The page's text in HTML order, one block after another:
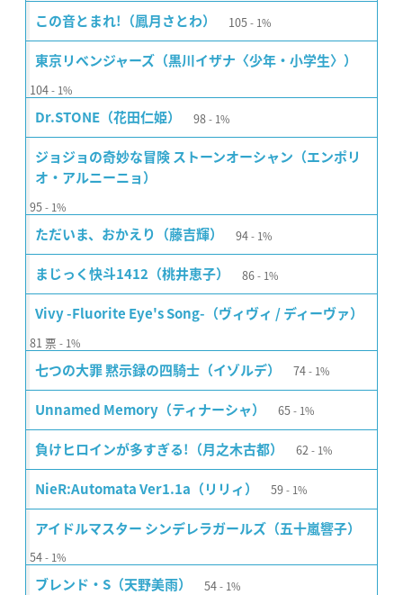
この音とまれ!（鳳月さとわ） 105 1%
東京リベンジャーズ（黒川イザナ〈少年・小学生〉）
104 1%
Dr.STONE（花田仁姫） 98 1%
ジョジョの奇妙な冒険 ストーンオーシャン（エンポリ
オ・アルニーニョ）
95 1%
ただいま、おかえり（藤吉輝） 94 1%
まじっく快斗1412（桃井恵子） 86 1%
Vivy -Fluorite Eye's Song-（ヴィヴィ / ディーヴァ）
81 票 1%
七つの大罪 黙示録の四騎士（イゾルデ） 74 1%
Unnamed Memory（ティナーシャ） 65 1%
負けヒロインが多すぎる!（月之木古都） 62 1%
NieR:Automata Ver1.1a（リリィ） 59 1%
アイドルマスター シンデレラガールズ（五十嵐響子）
54 1%
ブレンド・S（天野美雨） 54 1%